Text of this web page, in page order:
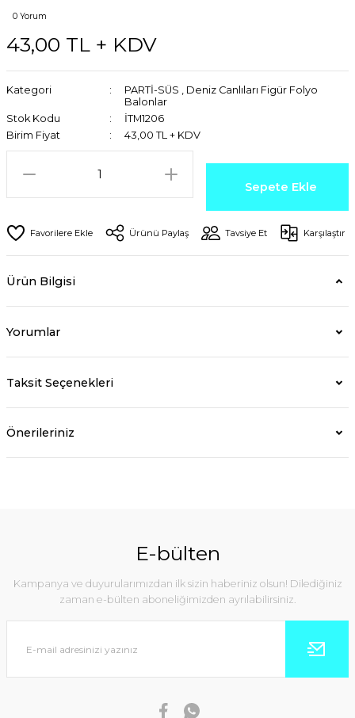
0 Yorum
43,00 TL + KDV
Kategori PARTİ-SÜS , Deniz Canlıları Figür Folyo
Balonlar
Stok Kodu
İTM1206
Birim Fiyat
43,00 TL + KDV
Sepete Ekle
Ürünü Paylaş Tavsiye Et Karşılaştır
Ürün Bilgisi
Yorumlar
Taksit Seçenekleri
Önerileriniz
E-bülten
Kampanya ve duyurularımızdan ilk sizin haberiniz olsun! Dilediğiniz
zaman e-bülten aboneliğimizden ayrılabilirsiniz.